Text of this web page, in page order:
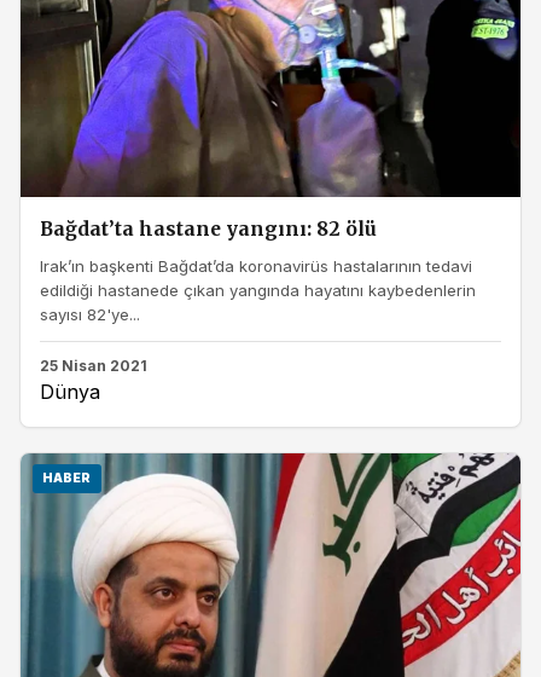
Bağdat’ta hastane yangını: 82 ölü
Irak’ın başkenti Bağdat’da koronavirüs hastalarının tedavi
edildiği hastanede çıkan yangında hayatını kaybedenlerin
sayısı 82'ye...
25 Nisan 2021
Dünya
HABER